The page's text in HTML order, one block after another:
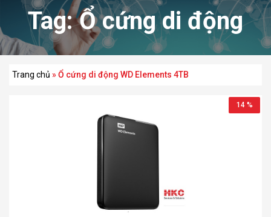
Tag:Ổ cứng di động
WD Elements 4TB
Trang chủ »Ổ cứng di động WD Elements 4TB
14 %